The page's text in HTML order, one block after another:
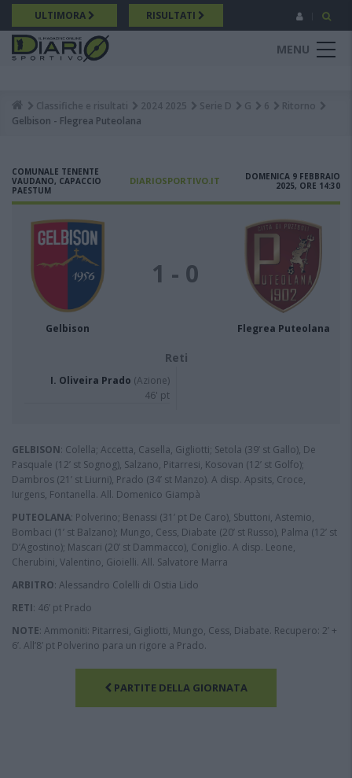
Salta
al
contenuto
principale
ULTIMORA RISULTATI
MENU
Breadcrumb
Classifiche e risultati 2024 2025 Serie D G 6
Ritorno
Gelbison - Flegrea Puteolana
COMUNALE TENENTE
VAUDANO, CAPACCIO
PAESTUM
DIARIOSPORTIVO.IT
DOMENICA 9 FEBBRAIO
2025, ORE 14:30
Gelbison
1 - 0
Flegrea Puteolana
Reti
I. Oliveira Prado (Azione)
46' pt
GELBISON: Colella; Accetta, Casella, Gigliotti; Setola (39’ st Gallo), De
Pasquale (12’ st Sognog), Salzano, Pitarresi, Kosovan (12’ st Golfo);
Dambros (21’ st Liurni), Prado (34’ st Manzo). A disp. Apsits, Croce,
Iurgens, Fontanella. All. Domenico Giampà
PUTEOLANA: Polverino; Benassi (31’ pt De Caro), Sbuttoni, Astemio,
Bombaci (1’ st Balzano); Mungo, Cess, Diabate (20’ st Russo), Palma (12’ st
D’Agostino); Mascari (20’ st Dammacco), Coniglio. A disp. Leone,
Cherubini, Valentino, Gioielli. All. Salvatore Marra
ARBITRO: Alessandro Colelli di Ostia Lido
RETI: 46’ pt Prado
NOTE: Ammoniti: Pitarresi, Gigliotti, Mungo, Cess, Diabate. Recupero: 2’ +
6’. All’8’ pt Polverino para un rigore a Prado.
PARTITE DELLA GIORNATA